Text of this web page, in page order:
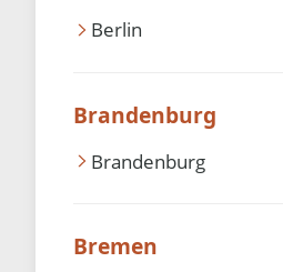
Berlin
Brandenburg
Brandenburg
Bremen